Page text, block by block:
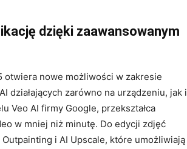
dzięki zaawansowanym
otwiera nowe możliwości w zakresie
działających zarówno na urządzeniu, jak i
Veo AI firmy Google, przekształca
w mniej niż minutę. Do edycji zdjęć
i AI Upscale, które umożliwiają